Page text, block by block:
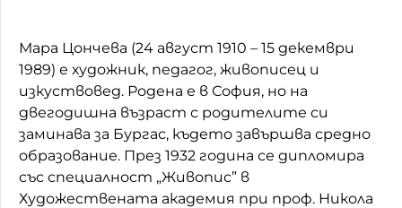
Мара Цончева (24 август 1910 – 15 декември
1989) е художник, педагог, живописец и
изкуствовед. Родена е в София, но на
двегодишна възраст с родителите си
заминава за Бургас, където завършва средно
образование. През 1932 година се дипломира
със специалност „Живопис” в
Художествената академия при проф. Никола